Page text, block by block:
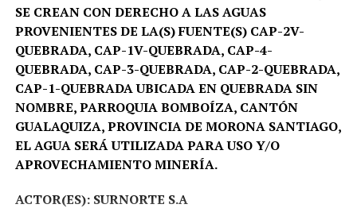
conocido», expresó.
SE CREAN CON DERECHO A LAS AGUAS
PROVENIENTES DE LA(S) FUENTE(S) CAP-2V-
QUEBRADA, CAP-1V-QUEBRADA, CAP-4-
QUEBRADA, CAP-3-QUEBRADA, CAP-2-QUEBRADA,
CAP-1-QUEBRADA UBICADA EN QUEBRADA SIN
NOMBRE, PARROQUIA BOMBOÍZA, CANTÓN
GUALAQUIZA, PROVINCIA DE MORONA SANTIAGO,
EL AGUA SERÁ UTILIZADA PARA USO Y/O
APROVECHAMIENTO MINERÍA.
ACTOR(ES): SURNORTE S.A